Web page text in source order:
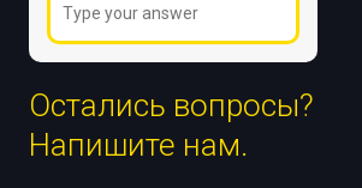
Остались вопросы?
Напишите нам.